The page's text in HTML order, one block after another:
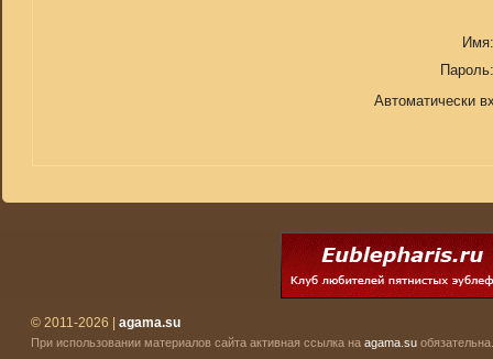
Имя:
Пароль:
Автоматически
© 2011-2026 | agama.su
При использовании материалов сайта активная ссылка на agama.su обязательна.